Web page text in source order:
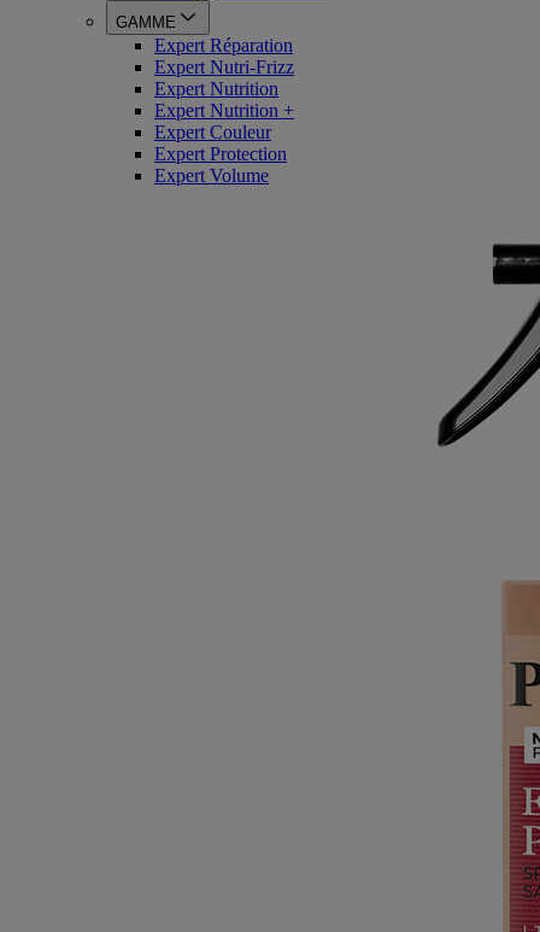
GAMME
Expert Réparation
Expert Nutri-Frizz
Expert Nutrition
Expert Nutrition +
Expert Couleur
Expert Protection
Expert Volume